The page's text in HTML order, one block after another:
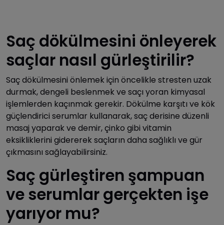
Saç dökülmesini önleyerek
saçlar nasıl gürleştirilir?
Saç dökülmesini önlemek için öncelikle stresten uzak
durmak, dengeli beslenmek ve saçı yoran kimyasal
işlemlerden kaçınmak gerekir. Dökülme karşıtı ve kök
güçlendirici serumlar kullanarak, saç derisine düzenli
masaj yaparak ve demir, çinko gibi vitamin
eksikliklerini gidererek saçların daha sağlıklı ve gür
çıkmasını sağlayabilirsiniz.
Saç gürleştiren şampuan
ve serumlar gerçekten işe
yarıyor mu?